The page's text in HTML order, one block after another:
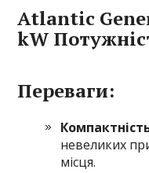
Atlantic
kW
Переваги:
невеликих
місця.